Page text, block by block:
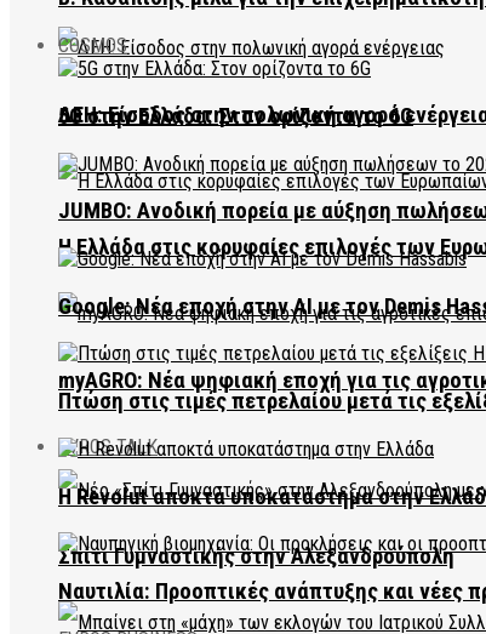
ΔΕΗ: Είσοδος στην πολωνική αγορά
Η Ελλάδα στις κορυφαίες επιλογές των
myAGRO: Νέα ψηφιακή εποχή για τις
EVROS TALK
Σπίτι Γυμναστικής στην Αλεξανδρούπολη
COSMOS
5G στην Ελλάδα: Στον ορίζοντα το 6G
JUMBO: Ανοδική πορεία με αύξηση
Google: Νέα εποχή στην AI με τον Demis
Πτώση στις τιμές πετρελαίου μετά τις
Η Revolut αποκτά υποκατάστημα στην
Ναυτιλία: Προοπτικές ανάπτυξης και νέες